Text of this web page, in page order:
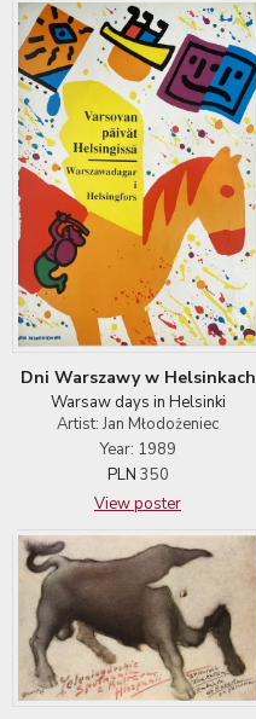
Dni Warszawy w Helsinkach
Warsaw days in Helsinki
Artist: Jan Młodożeniec
Year: 1989
PLN 350
View poster